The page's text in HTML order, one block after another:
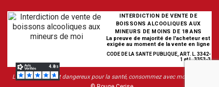
INTERDICTION DE VENTE DE
BOISSONS ALCOOLIQUES AUX
MINEURS DE MOINS DE 18 ANS
La preuve de majorité de l'acheteur est
exigée au moment de la vente en ligne
CODE DE LA SANTE PUBLIQUE, ART. L. 3342-
1 et L. 3353-3
L’abus d’alcool est dangereux pour la santé, consommez avec modération